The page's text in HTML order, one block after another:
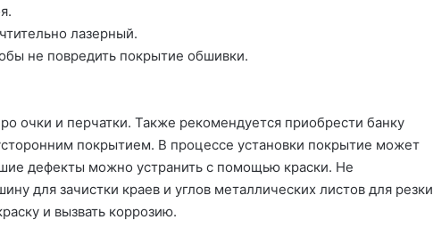
лазерный.
не повредить покрытие обшивки.
очки и перчатки. Также рекомендуется приобрести банку
покрытием. В процессе установки покрытие может
дефекты можно устранить с помощью краски. Не
для зачистки краев и углов металлических листов для резки
и вызвать коррозию.